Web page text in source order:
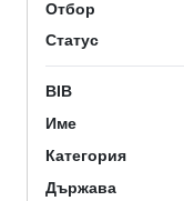
Отбор
Статус
BIB
Име
Категория
Държава